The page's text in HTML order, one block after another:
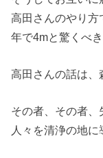
高田さんのやり方
年で4mと驚くべ
高田さんの話は、
その者、その者、
人々を清浄の地に